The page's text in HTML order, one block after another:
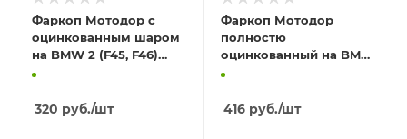
Фаркоп Мотодор с
оцинкованным шаром
на BMW 2 (F45, F46)
2014-2022
320 руб./шт
Фаркоп Мотодор
полностю
оцинкованный на BMW
2 (F45, F46) 2014-2022
416руб./шт